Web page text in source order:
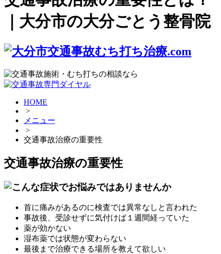
｜大分市の大分ごとう整骨院
HOME
>
メニュー
>
交通事故治療の重要性
交通事故治療の重要性
首に痛みがあるのに検査では異常なしと言われた
事故後、受診せずに気付けば１週間経っていた
薬が効かない
湿布薬では状態が変わらない
最後まで治療できる場所を教えて欲しい